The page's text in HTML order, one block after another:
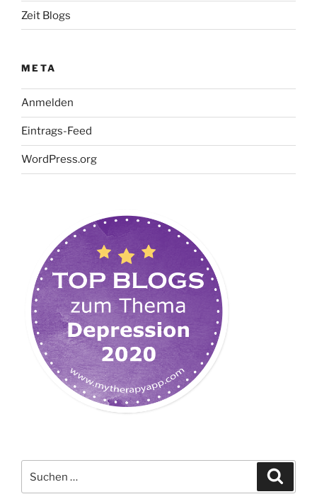
Zeit Blogs
META
Anmelden
Eintrags-Feed
WordPress.org
nach: